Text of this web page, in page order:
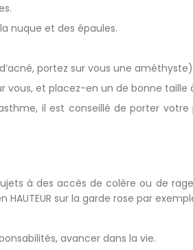
nuque et des épaules.
portez sur vous une
vous, et placez-en un de bonne
il est conseillé de porter
à des accès de colère ou de
sur la garde rose par
avancer dans la vie.